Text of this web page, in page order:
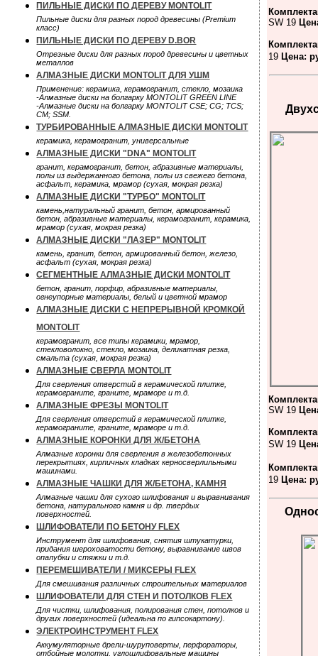
ПИЛЬНЫЕ ДИСКИ ПО ДЕРЕВУ MONTOLIT
Пильные диски для разных пород древесины (Premium
класс)
ПИЛЬНЫЕ ДИСКИ ПО ДЕРЕВУ D.BOR
Отрезные диски для разных пород древесины и цветных
металлов
АЛМАЗНЫЕ ДИСКИ MONTOLIT ДЛЯ УШМ
Применение: керамика, керамогранит, стекло, мозаика
-Алмазные диски на болгарку MONTOLIT GREEN LINE
-Алмазные диски на болгарку MONTOLIT CSE; CG; TCS;
CM; SSM.
ТУРБИРОВАННЫЕ АЛМАЗНЫЕ ДИСКИ MONTOLIT
керамика, керамогранит, универсальные
АЛМАЗНЫЕ ДИСКИ "DNA" MONTOLIT
гранит, керамогранит, бетон, абразивные материалы,
полы из выдержанного бетона, полы из свежего бетона,
асфальт, керамика, мрамор (сухая, мокрая резка)
АЛМАЗНЫЕ ДИСКИ "ТУРБО" MONTOLIT
камень,натуральный гранит, бетон, армированный
бетон, абразивные материалы, керамогранит, керамика,
мрамор (сухая, мокрая резка)
АЛМАЗНЫЕ ДИСКИ "ЛАЗЕР" MONTOLIT
камень, гранит, бетон, армированный бетон, железо,
асфальт (сухая, мокрая резка)
СЕГМЕНТНЫЕ АЛМАЗНЫЕ ДИСКИ MONTOLIT
бетон, гранит, порфир, абразивные материалы,
огнеупорные материалы, белый и цветной мрамор
АЛМАЗНЫЕ ДИСКИ С НЕПРЕРЫВНОЙ КРОМКОЙ
MONTOLIT
керамогранит, все типы керамики, мрамор,
стекловолокно, стекло, мозаика, деликатная резка,
смальта (сухая, мокрая резка)
АЛМАЗНЫЕ СВЕРЛА MONTOLIT
Для сверления отверстий в керамической плитке,
керамограните, граните, мраморе и т.д.
АЛМАЗНЫЕ ФРЕЗЫ MONTOLIT
Для сверления отверстий в керамической плитке,
керамограните, граните, мраморе и т.д.
АЛМАЗНЫЕ КОРОНКИ ДЛЯ Ж/БЕТОНА
Алмазные коронки для сверления в железобетонных
перекрытиях, кирпичных кладках керносверлильными
машинами.
АЛМАЗНЫЕ ЧАШКИ ДЛЯ Ж/БЕТОНА, КАМНЯ
Алмазные чашки для сухого шлифования и выравнивания
бетона, натурального камня и др. твердых
поверхностей.
ШЛИФОВАТЕЛИ ПО БЕТОНУ FLEX
Инструмент для шлифования, снятия штукатурки,
придания шероховатости бетону, выравнивание швов
опалубки и стяжки и т.д.
ПЕРЕМЕШИВАТЕЛИ / МИКСЕРЫ FLEX
Для смешивания различных строительных материалов
ШЛИФОВАТЕЛИ ДЛЯ СТЕН И ПОТОЛКОВ FLEX
Для чистки, шлифования, полирования стен, потолков и
других поверхностей (идеальна по гипсокартону).
ЭЛЕКТРОИНСТРУМЕНТ FLEX
Аккумуляторные дрели-шуруповерты, перфораторы,
отбойные молотки, углошлифовальные машины
SW 19
19 Цена:
SW 19
SW 19
19 Цена: